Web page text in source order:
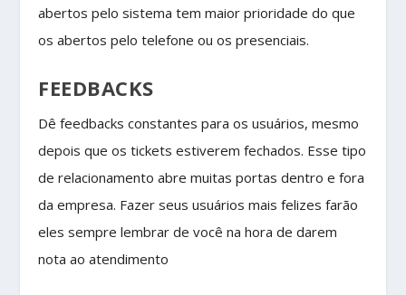
abertos pelo sistema tem maior prioridade do que
os abertos pelo telefone ou os presenciais.
FEEDBACKS
Dê feedbacks constantes para os usuários, mesmo
depois que os tickets estiverem fechados. Esse tipo
de relacionamento abre muitas portas dentro e fora
da empresa. Fazer seus usuários mais felizes farão
eles sempre lembrar de você na hora de darem
nota ao atendimento